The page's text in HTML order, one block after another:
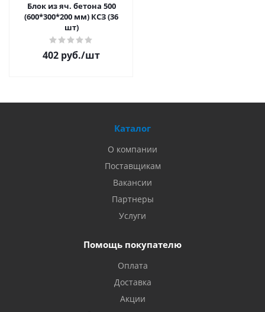
Блок из яч. бетона 500
(600*300*200 мм) КСЗ (36
шт)
402 руб./шт
Каталог
О компании
Поставщикам
Вакансии
Партнеры
Услуги
Помощь покупателю
Оплата
Доставка
Акции